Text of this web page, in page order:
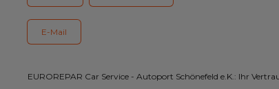
E-Mail
EUROREPAR Car Service - Autoport Schönefeld e.K.: Ihr